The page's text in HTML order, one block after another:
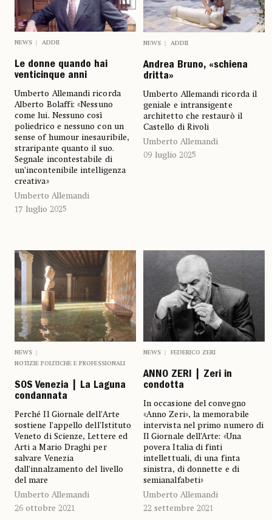
NEWS ADDII
Le donne quando hai
venticinque anni
Umberto Allemandi ricorda
Alberto Bolaffi: «Nessuno
come lui. Nessuno così
poliedrico e nessuno con un
sense of humour inesauribile,
straripante quanto il suo.
Segnale incontestabile di
un’incontenibile intelligenza
creativa»
Umberto Allemandi
17 luglio 2025
NEWS ADDII
Andrea Bruno, «schiena
dritta»
Umberto Allemandi ricorda il
geniale e intransigente
architetto che restaurò il
Castello di Rivoli
Umberto Allemandi
09 luglio 2025
NEWS
NOTIZIE POLITICHE E PROFESSIONALI
SOS Venezia | La Laguna
condannata
Perché Il Giornale dell'Arte
sostiene l’appello dell'Istituto
Veneto di Scienze, Lettere ed
Arti a Mario Draghi per
salvare Venezia
dall’innalzamento del livello
del mare
Umberto Allemandi
26 ottobre 2021
NEWS FEDERICO ZERI
ANNO ZERI | Zeri in
condotta
In occasione del convegno
«Anno Zeri», la memorabile
intervista nel primo numero di
Il Giornale dell’Arte: «Una
povera Italia di finti
intellettuali, di una finta
sinistra, di donnette e di
semianalfabeti»
Umberto Allemandi
22 settembre 2021